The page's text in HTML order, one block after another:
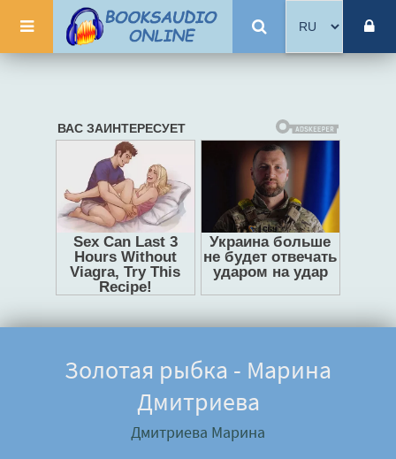
Золотая рыбка - Марина
Дмитриева
Дмитриева Марина